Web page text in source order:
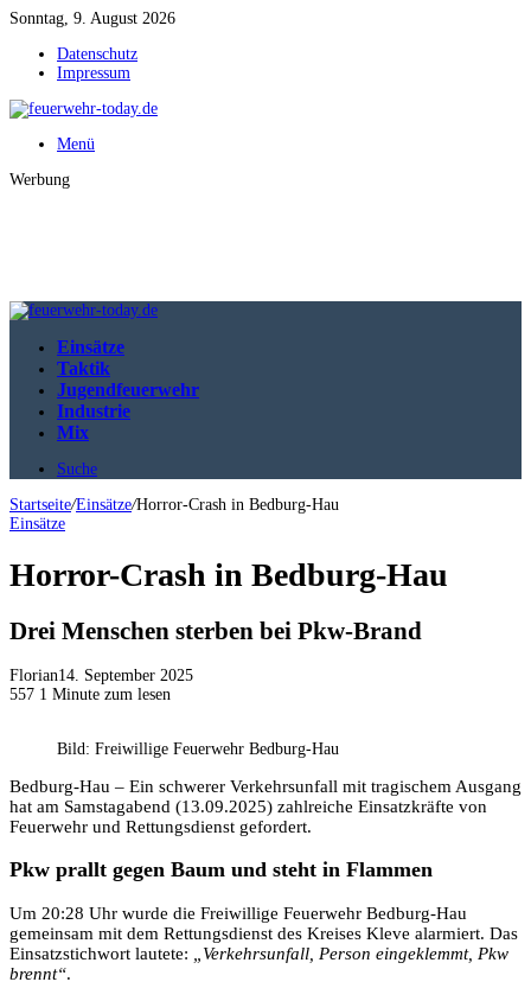
Sonntag, 9. August 2026
Datenschutz
Impressum
Menü
Werbung
Einsätze
Taktik
Jugendfeuerwehr
Industrie
Mix
Suche
Startseite/Einsätze/Horror-Crash in Bedburg-Hau
Einsätze
Horror-Crash in Bedburg-Hau
Drei Menschen sterben bei Pkw-Brand
Florian14. September 2025
557 1 Minute zum lesen
Bild: Freiwillige Feuerwehr Bedburg-Hau
Bedburg-Hau – Ein schwerer Verkehrsunfall mit tragischem Ausgang
hat am Samstagabend (13.09.2025) zahlreiche Einsatzkräfte von
Feuerwehr und Rettungsdienst gefordert.
Pkw prallt gegen Baum und steht in Flammen
Um 20:28 Uhr wurde die Freiwillige Feuerwehr Bedburg-Hau
gemeinsam mit dem Rettungsdienst des Kreises Kleve alarmiert. Das
Einsatzstichwort lautete:
„Verkehrsunfall, Person eingeklemmt, Pkw
brennt“.